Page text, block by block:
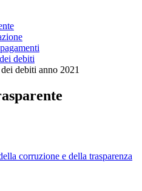
debiti
debiti anno 2021
corruzione e della trasparenza